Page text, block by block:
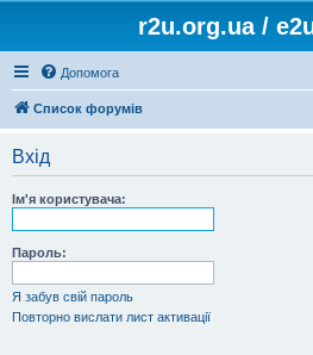
r2u.org.ua /
Допомога
Список форумів
Вхід
Ім'я користувача:
Пароль:
Я забув свій пароль
Повторно вислати лист активації